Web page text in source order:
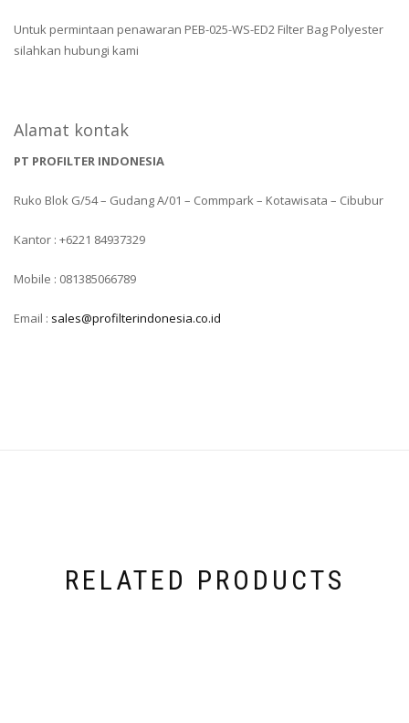
Untuk permintaan penawaran PEB-025-WS-ED2 Filter Bag Polyester
silahkan hubungi kami
Alamat kontak
PT PROFILTER INDONESIA
Ruko Blok G/54 – Gudang A/01 – Commpark – Kotawisata – Cibubur
Kantor : +6221 84937329
Mobile : 081385066789
Email : sales@profilterindonesia.co.id
RELATED PRODUCTS